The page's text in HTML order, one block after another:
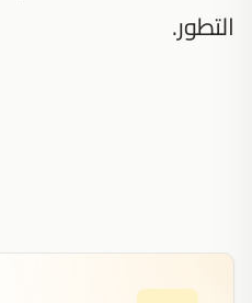
التطور.